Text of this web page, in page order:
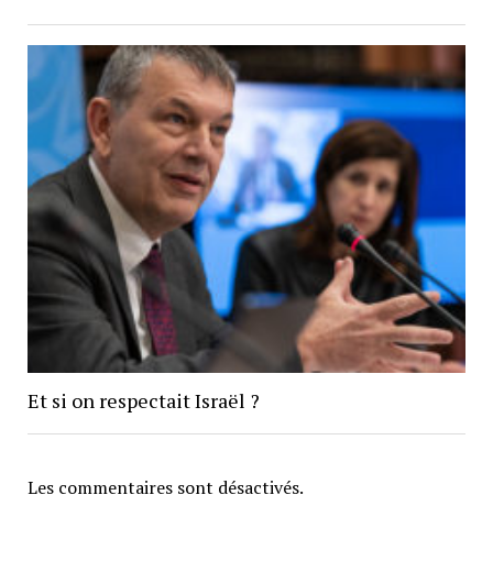
Et si on respectait Israël ?
Les commentaires sont désactivés.